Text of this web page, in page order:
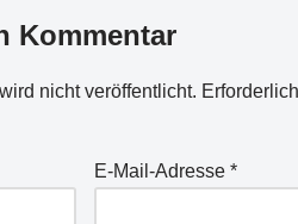
Kommentar
nicht veröffentlicht.
E-Mail-Adresse *